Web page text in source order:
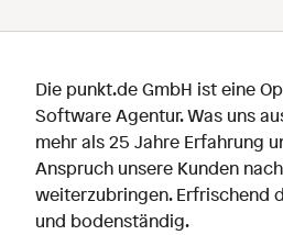
Die punkt.de GmbH ist eine
Software Agentur. Was uns
mehr als 25 Jahre Erfahrung
Anspruch unsere Kunden
weiterzubringen. Erfrischend
und bodenständig.